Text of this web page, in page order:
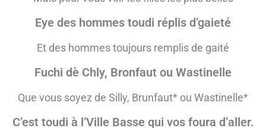
Eye des hommes toudi réplis d’gaieté
Et des hommes toujours remplis de gaité
Fuchi dè Chly, Bronfaut ou Wastinelle
Que vous soyez de Silly, Brunfaut* ou Wastinelle*
C’est toudi à l’Ville Basse qui vos foura d’aller.